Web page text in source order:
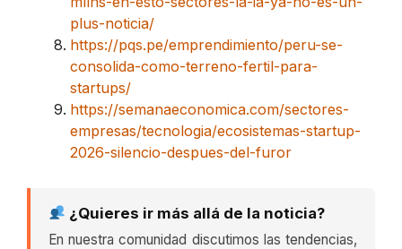
plus-noticia/
https://pqs.pe/emprendimiento/peru-se-
consolida-como-terreno-fertil-para-
startups/
https://semanaeconomica.com/sectores-
empresas/tecnologia/ecosistemas-startup-
2026-silencio-despues-del-furor
¿Quieres ir más allá de la noticia?
En nuestra comunidad discutimos las tendencias,